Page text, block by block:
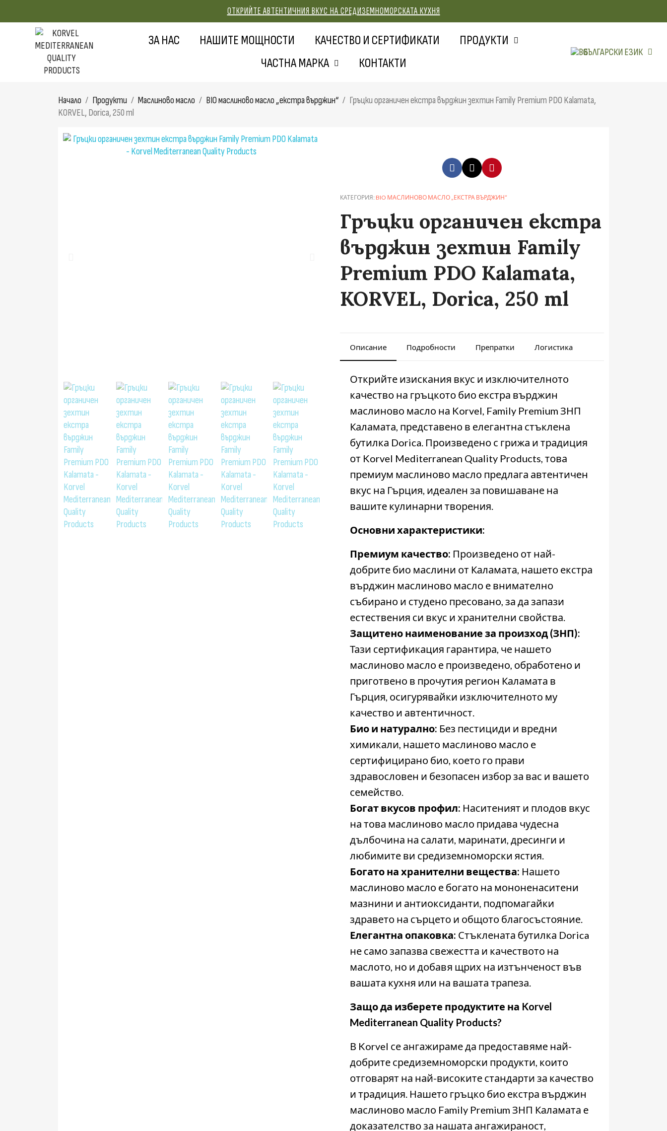
ОТКРИЙТЕ АВТЕНТИЧНИЯ ВКУС НА СРЕДИЗЕМНОМОРСКАТА КУХНЯ
ЗА НАС НАШИТЕ МОЩНОСТИ КАЧЕСТВО И СЕРТИФИКАТИ
ПРОДУКТИ
ЧАСТНА МАРКА
КОНТАКТИ
БЪЛГАРСКИ ЕЗИК
Начало Продукти Маслиново масло BIO маслиново масло „екстра върджин“
Гръцки органичен екстра върджин зехтин Family Premium PDO Kalamata,
KORVEL, Dorica, 250 ml
КАТЕГОРИЯ BIO МАСЛИНОВО МАСЛО „ЕКСТРА ВЪРДЖИН“
Гръцки органичен екстра
върджин зехтин Family
Premium PDO Kalamata,
KORVEL, Dorica, 250 ml
Описание Подробности Препратки Логистика
Открийте изискания вкус и изключителното
качество на гръцкото био екстра върджин
маслиново масло на Korvel, Family Premium ЗНП
Каламата, представено в елегантна стъклена
бутилка Dorica. Произведено с грижа и традиция
от Korvel Mediterranean Quality Products, това
премиум маслиново масло предлага автентичен
вкус на Гърция, идеален за повишаване на
вашите кулинарни творения.
Основни характеристики:
Премиум качество: Произведено от най-
добрите био маслини от Каламата, нашето екстра
върджин маслиново масло е внимателно
събирано и студено пресовано, за да запази
естествения си вкус и хранителни свойства.
Защитено наименование за произход (ЗНП):
Тази сертификация гарантира, че нашето
маслиново масло е произведено, обработено и
приготвено в прочутия регион Каламата в
Гърция, осигурявайки изключителното му
качество и автентичност.
Био и натурално: Без пестициди и вредни
химикали, нашето маслиново масло е
сертифицирано био, което го прави
здравословен и безопасен избор за вас и вашето
семейство.
Богат вкусов профил: Наситеният и плодов вкус
на това маслиново масло придава чудесна
дълбочина на салати, маринати, дресинги и
любимите ви средиземноморски ястия.
Богато на хранителни вещества: Нашето
маслиново масло е богато на мононенаситени
мазнини и антиоксиданти, подпомагайки
здравето на сърцето и общото благосъстояние.
Елегантна опаковка: Стъклената бутилка Dorica
не само запазва свежестта и качеството на
маслото, но и добавя щрих на изтънченост във
вашата кухня или на вашата трапеза.
Защо да изберете продуктите на Korvel
Mediterranean Quality Products?
В Korvel се ангажираме да предоставяме най-
добрите средиземноморски продукти, които
отговарят на най-високите стандарти за качество
и традиция. Нашето гръцко био екстра върджин
маслиново масло Family Premium ЗНП Каламата е
доказателство за нашата ангажираност,